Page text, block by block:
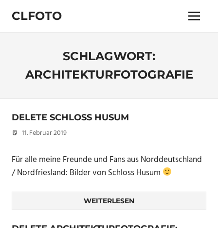
Inhalt
springen
CLFOTO
Fotograf
Oberösterreich
Menü
SCHLAGWORT:
ARCHITEKTURFOTOGRAFIE
DELETE SCHLOSS HUSUM
11. Februar 2019
Für alle meine Freunde und Fans aus Norddeutschland
/ Nordfriesland: Bilder von Schloss Husum
WEITERLESEN